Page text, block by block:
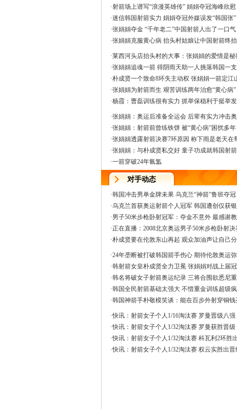
·射箭场上谱写“浪漫英雄传” 娟娟夺冠海峰欣慰
·迷信韩国射箭实力 娟娟夺冠外媒误发“韩国张”
·张娟娟夺金 “千年老二”中国射箭人出了一口气
·张娟娟克服黄心病 抬头村姑娘让中国射箭终
·莱西河头店抬头村的大事：张娟娟的爱情是秘
·张娟娟追魂一箭 得阴雨天助一人挑落韩国一
·朴成贤一个致命8环失主动权 张娟娟一箭定江
·张娟娟为射箭而生 艰苦训练两年治愈“黄心病”
·杨霞：曹磊训练很有实力 抓举保稳利于挺举
·张娟娟：奥运后准备全运会 后辈有实力冲击
·张娟娟：射箭前曾练铁饼 被“黄心病”困扰多年
·张娟娟透露射箭决赛7环原因 称下雨是老天在
·张娟娟：与朴成贤私交好 童子功成就韩国射
·一箭穿破24年氤氲
对手动态
·韩国冲击男单金牌未果 乌克兰“神箭”鲁班夺冠
·乌克兰首获奥运射箭个人冠军 韩国遭创仅获
·男子50米步枪卧射冠军：夺金不意外 最感谢
·正在直播：2008北京奥运男子50米步枪卧射决
·朴成贤要在伦敦东山再起 观众加油声让自己
·24年垄断被打破韩国箭手伤心 期待伦敦奥运
·韩射箭女皇朴成贤全力卫冕 张娟娟对战上届
·韩名将破女子射箭奥运纪录 三将合围欲悉尼
·韩国全民射箭基础太强大 不惜重金训练超级
·韩国神箭手朴敬模笑谈：能在百步外射穿铜钱
·快讯：射箭女子个人1/16淘汰赛 罗曼晋级八强
·快讯：射箭女子个人1/32淘汰赛 罗曼获胜晋级
·快讯：射箭女子个人1/32淘汰赛 科瓦利2环胜出
·快讯：射箭女子个人1/32淘汰赛 权云实胜出晋